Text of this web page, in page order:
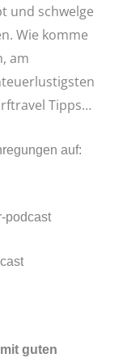
und schwelge
Wie komme
am
Tipps…
auf:
podcast
guten